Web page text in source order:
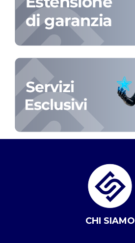
CHI SIAMO